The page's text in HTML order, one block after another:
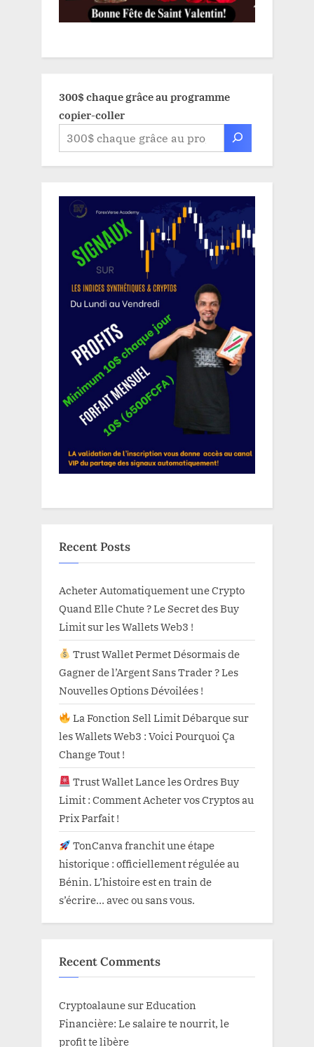
300$ chaque grâce au programme
copier-coller
Recent Posts
Acheter Automatiquement une Crypto
Quand Elle Chute ? Le Secret des Buy
Limit sur les Wallets Web3 !
Trust Wallet Permet Désormais de
Gagner de l’Argent Sans Trader ? Les
Nouvelles Options Dévoilées !
La Fonction Sell Limit Débarque sur
les Wallets Web3 : Voici Pourquoi Ça
Change Tout !
Trust Wallet Lance les Ordres Buy
Limit : Comment Acheter vos Cryptos au
Prix Parfait !
TonCanva franchit une étape
historique : officiellement régulée au
Bénin. L’histoire est en train de
s’écrire… avec ou sans vous.
Recent Comments
Cryptoalaune surEducation
Financière: Le salaire te nourrit, le
profit te libère